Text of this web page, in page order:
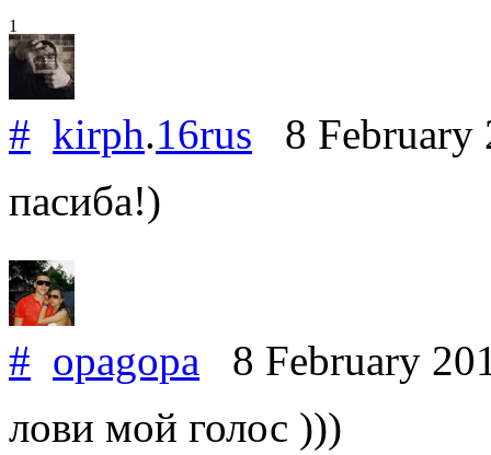
1
# kirph.16rus 8 February
пасиба!)
# opagopa 8 February
лови мой голос )))